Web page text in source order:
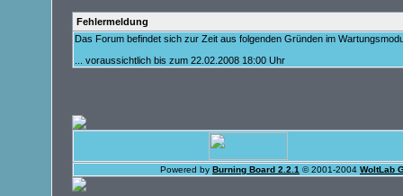
Fehlermeldung
Das Forum befindet sich zur Zeit aus folgenden Gründen im
... voraussichtlich bis zum 22.02.2008 18:00 Uhr
Powered by Burning Board 2.2.1 © 2001-2004 WoltLab